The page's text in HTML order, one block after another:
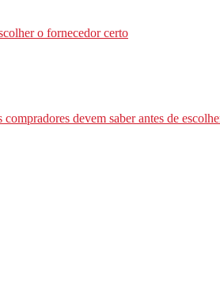
o fornecedor certo
devem saber antes de